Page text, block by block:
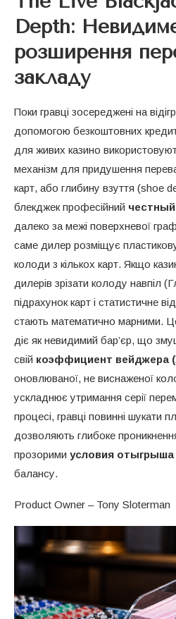
Depth:
розширення
закладу
Поки гравці зосереджені на
допомогою безкоштовних
для живих казино
механізм для придушення
карт, або глибину взуття (shoe
блекджек професійний
далеко за межі поверхневої
саме дилер розміщує пластикову
колоди з кількох карт. Якщо
дилерів зрізати колоду навпіл
підрахунок карт і статистичне
стають математично марними.
діє як невидимий бар’єр, що
свій коэффициент вейджера
оновлюваної, не виснаженої
ускладнює утримання серії
процесі, гравці повинні шукати
дозволяють глибоке
прозорими условия отыгрыша
балансу.
Product Owner – Tony Sloterman